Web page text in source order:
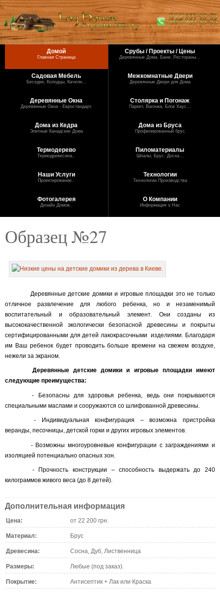
Домой
Главная Страница
Срубы / Проекты / Цены
Деревянные Дома, Бани, Рестораны...
Садовая Мебель
Беседки, Колодцы, Качели...
Межкомнатные Двери
Деревянные Двери для Дома
Деревянные Окна
Деревянные Окна - Евростандарт.
Столярка и Погонаж
Паркет, Вагонка, Блок Хаус...
Дома из Кедра
Элитные Канадские Дома
Дома из Бруса
Профилированный брус
Термодерево
Термодревесина..
Пиломатериалы
Шпалы, Брус, Доска...
Наши Услуги
Проектирование..
Технологии
Технологии Производства
Фотогалерея
Дизайн Домов..
О Компании
Информация о Нас
Образец №27
Деревянные детские домики и игровые площадки это не только
отличное развлечение для любого ребенка, но и незаменимый
воспитательный и образовательный элемент. Они созданы из
высококачественной экологически безопасной древесины и покрыты
сертифицированными для детей лакокрасочными изделиями. Благодаря
им Ваш ребенок будет проводить больше времени на свежем воздухе,
нежели за экраном.
Деревянные детские домики и игровые площадки имеют
следующие преимущества:
- Безопасны для здоровья ребенка, ведь они покрываются
специальными маслами и сооружаются со шлифованной древесины.
- Индивидуальная конфигурация – возможна пристройка
веранды, песочницы, детской горки и других игровых элементов.
- Возможны многоуровневые конфигурации с заграждениями и
изоляцией потенциально опасных зон.
- Прочность конструкции – способность выдержать до 240
килограммов живого веса (до 8 детей).
Дополнительная информация
Цена: от 22 200 грн.
Материал: Брус
Древесина: Сосна, Дуб, Лиственница
Размеры: Любые (под заказ).
Покрытие: Антисептик + Лак или Краска